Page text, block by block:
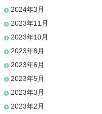
2024年3月
2023年11月
2023年10月
2023年8月
2023年6月
2023年5月
2023年3月
2023年2月